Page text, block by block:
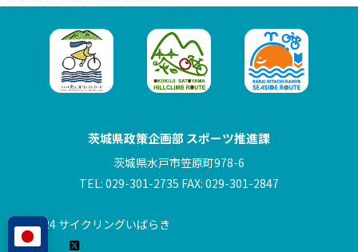
茨城県政策企画部 スポーツ推進課
茨城県水戸市笠原町978-6
TEL: 029-301-2735 FAX: 029-301-2847
© 2024 サイクリングいばらき